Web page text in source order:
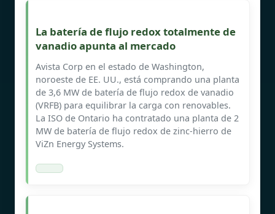
La batería de flujo redox totalmente de
vanadio apunta al mercado
Avista Corp en el estado de Washington,
noroeste de EE. UU., está comprando una planta
de 3,6 MW de batería de flujo redox de vanadio
(VRFB) para equilibrar la carga con renovables.
La ISO de Ontario ha contratado una planta de 2
MW de batería de flujo redox de zinc-hierro de
ViZn Energy Systems.